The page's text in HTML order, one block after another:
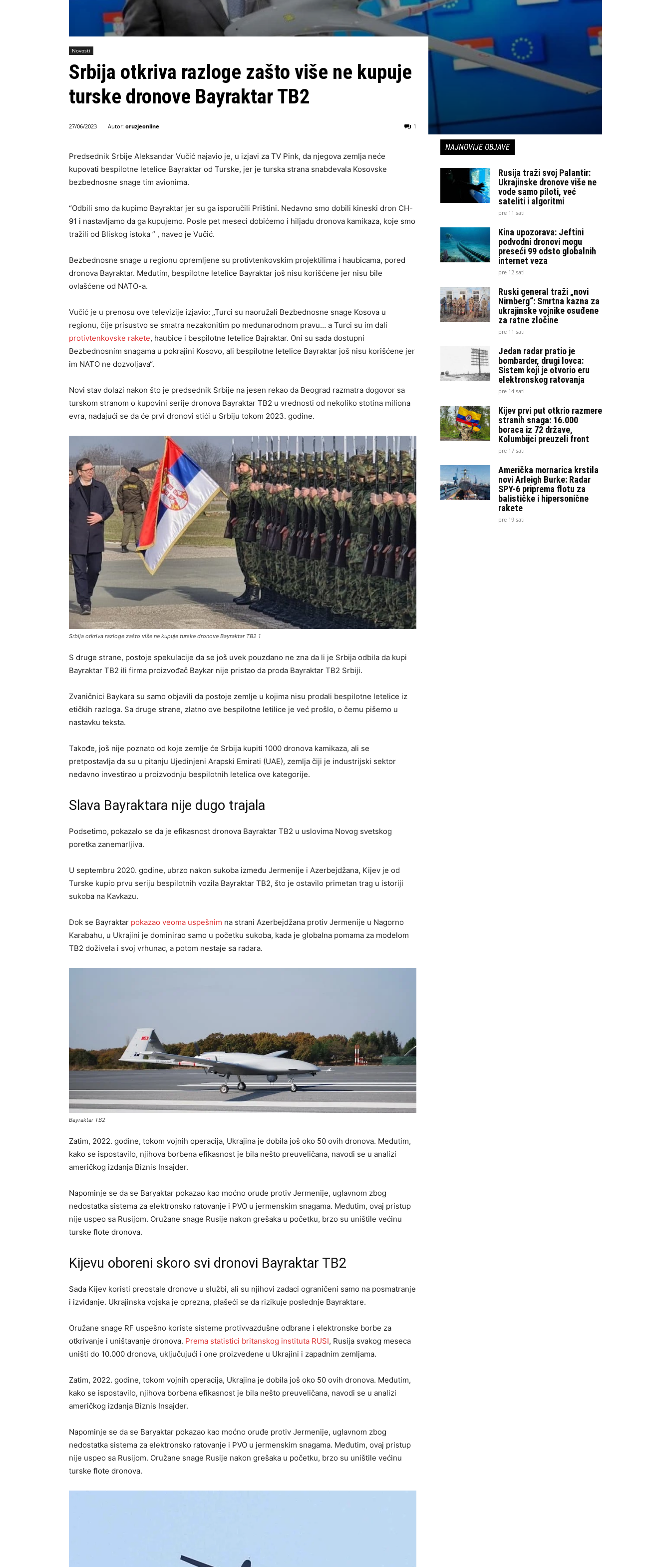
Novosti
Srbija otkriva razloge zašto više ne kupuje
turske dronove Bayraktar ​​TB2
27/06/2023 Autor: oruzjeonline 1
Predsednik Srbije Aleksandar Vučić najavio je, u izjavi za TV Pink, da njegova zemlja neće
kupovati bespilotne letelice Bayraktar ​​od Turske, jer je turska strana snabdevala Kosovske
bezbednosne snage tim avionima.
“Odbili smo da kupimo Bayraktar ​​jer su ga isporučili Prištini. Nedavno smo dobili kineski dron CH-
91 i nastavljamo da ga kupujemo. Posle pet meseci dobićemo i hiljadu dronova kamikaza, koje smo
tražili od Bliskog istoka ” , naveo je Vučić.
Bezbednosne snage u regionu opremljene su protivtenkovskim projektilima i haubicama, pored
dronova Bayraktar. Međutim, bespilotne letelice Bayraktar ​​još nisu korišćene jer nisu bile
ovlašćene od NATO-a.
Vučić je u prenosu ove televizije izjavio: „Turci su naoružali Bezbednosne snage Kosova u
regionu, čije prisustvo se smatra nezakonitim po međunarodnom pravu… a Turci su im dali
protivtenkovske rakete, haubice i bespilotne letelice Bajraktar. Oni su sada dostupni
Bezbednosnim snagama u pokrajini Kosovo, ali bespilotne letelice Bayraktar ​​još nisu korišćene jer
im NATO ne dozvoljava“.
Novi stav dolazi nakon što je predsednik Srbije na jesen rekao da Beograd razmatra dogovor sa
turskom stranom o kupovini serije dronova Bayraktar ​​TB2 u vrednosti od nekoliko stotina miliona
evra, nadajući se da će prvi dronovi stići u Srbiju tokom 2023. godine.
Srbija otkriva razloge zašto više ne kupuje turske dronove Bayraktar ​​TB2 1
S druge strane, postoje spekulacije da se još uvek pouzdano ne zna da li je Srbija odbila da kupi
Bayraktar ​​TB2 ili firma proizvođač Baykar nije pristao da proda Bayraktar ​​TB2 Srbiji.
Zvaničnici Baykara su samo objavili da postoje zemlje u kojima nisu prodali bespilotne letelice iz
etičkih razloga. Sa druge strane, zlatno ove bespilotne letilice je već prošlo, o čemu pišemo u
nastavku teksta.
Takođe, još nije poznato od koje zemlje će Srbija kupiti 1000 dronova kamikaza, ali se
pretpostavlja da su u pitanju Ujedinjeni Arapski Emirati (UAE), zemlja čiji je industrijski sektor
nedavno investirao u proizvodnju bespilotnih letelica ove kategorije.
Slava Bayraktara nije dugo trajala
Podsetimo, pokazalo se da je efikasnost dronova Bayraktar ​​TB2 u uslovima Novog svetskog
poretka zanemarljiva.
U septembru 2020. godine, ubrzo nakon sukoba između Jermenije i Azerbejdžana, Kijev je od
Turske kupio prvu seriju bespilotnih vozila Bayraktar ​​TB2, što je ostavilo primetan trag u istoriji
sukoba na Kavkazu.
Dok se Bayraktar pokazao veoma uspešnim na strani Azerbejdžana protiv Jermenije u Nagorno
Karabahu, u Ukrajini je dominirao samo u početku sukoba, kada je globalna pomama za modelom
TB2 doživela i svoj vrhunac, a potom nestaje sa radara.
Bayraktar TB2
Zatim, 2022. godine, tokom vojnih operacija, Ukrajina je dobila još oko 50 ovih dronova. Međutim,
kako se ispostavilo, njihova borbena efikasnost je bila nešto preuveličana, navodi se u analizi
američkog izdanja Biznis Insajder.
Napominje se da se Baryaktar pokazao kao moćno oruđe protiv Jermenije, uglavnom zbog
nedostatka sistema za elektronsko ratovanje i PVO u jermenskim snagama. Međutim, ovaj pristup
nije uspeo sa Rusijom. Oružane snage Rusije nakon grešaka u početku, brzo su uništile većinu
turske flote dronova.
Kijevu oboreni skoro svi dronovi Bayraktar ​​TB2
Sada Kijev koristi preostale dronove u službi, ali su njihovi zadaci ograničeni samo na posmatranje
i izviđanje. Ukrajinska vojska je oprezna, plašeći se da rizikuje poslednje Bayraktare.
Oružane snage RF uspešno koriste sisteme protivvazdušne odbrane i elektronske borbe za
otkrivanje i uništavanje dronova. Prema statistici britanskog instituta RUSI, Rusija svakog meseca
uništi do 10.000 dronova, uključujući i one proizvedene u Ukrajini i zapadnim zemljama.
Zatim, 2022. godine, tokom vojnih operacija, Ukrajina je dobila još oko 50 ovih dronova. Međutim,
kako se ispostavilo, njihova borbena efikasnost je bila nešto preuveličana, navodi se u analizi
američkog izdanja Biznis Insajder.
Napominje se da se Baryaktar pokazao kao moćno oruđe protiv Jermenije, uglavnom zbog
nedostatka sistema za elektronsko ratovanje i PVO u jermenskim snagama. Međutim, ovaj pristup
nije uspeo sa Rusijom. Oružane snage Rusije nakon grešaka u početku, brzo su uništile većinu
turske flote dronova.
NAJNOVIJE OBJAVE
Rusija traži svoj Palantir:
Ukrajinske dronove više ne
vode samo piloti, već
sateliti i algoritmi
pre 11 sati
Kina upozorava: Jeftini
podvodni dronovi mogu
preseći 99 odsto globalnih
internet veza
pre 12 sati
Ruski general traži „novi
Nirnberg“: Smrtna kazna za
ukrajinske vojnike osuđene
za ratne zločine
pre 11 sati
Jedan radar pratio je
bombarder, drugi lovca:
Sistem koji je otvorio eru
elektronskog ratovanja
pre 14 sati
Kijev prvi put otkrio razmere
stranih snaga: 16.000
boraca iz 72 države,
Kolumbijci preuzeli front
pre 17 sati
Američka mornarica krstila
novi Arleigh Burke: Radar
SPY-6 priprema flotu za
balističke i hipersonične
rakete
pre 19 sati